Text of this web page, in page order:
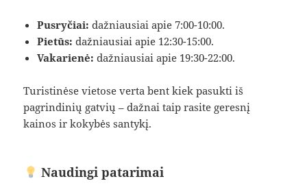
Pusryčiai: dažniausiai apie 7:00-10:00.
Pietūs: dažniausiai apie 12:30-15:00.
Vakarienė: dažniausiai apie 19:30-22:00.
Turistinėse vietose verta bent kiek pasukti iš
pagrindinių gatvių – dažnai taip rasite geresnį
kainos ir kokybės santykį.
Naudingi patarimai